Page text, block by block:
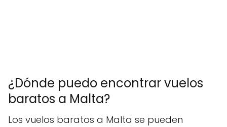
¿Dónde puedo encontrar vuelos
baratos a Malta?
Los vuelos baratos a Malta se pueden